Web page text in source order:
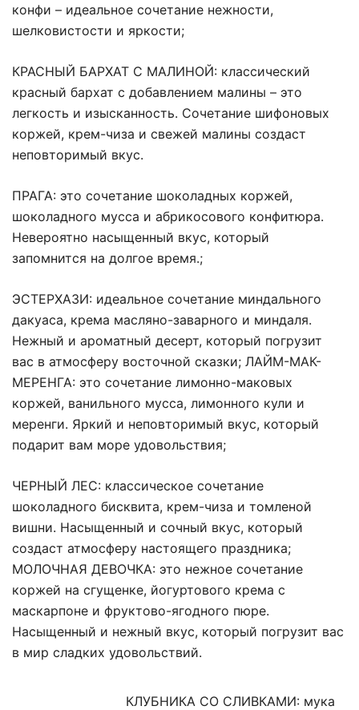
конфи – идеальное сочетание нежности,
шелковистости и яркости;
КРАСНЫЙ БАРХАТ С МАЛИНОЙ: классический
красный бархат с добавлением малины – это
легкость и изысканность. Сочетание шифоновых
коржей, крем-чиза и свежей малины создаст
неповторимый вкус.
ПРАГА: это сочетание шоколадных коржей,
шоколадного мусса и абрикосового конфитюра.
Невероятно насыщенный вкус, который
запомнится на долгое время.;
ЭСТЕРХАЗИ: идеальное сочетание миндального
дакуаса, крема масляно-заварного и миндаля.
Нежный и ароматный десерт, который погрузит
вас в атмосферу восточной сказки; ЛАЙМ-МАК-
МЕРЕНГА: это сочетание лимонно-маковых
коржей, ванильного мусса, лимонного кули и
меренги. Яркий и неповторимый вкус, который
подарит вам море удовольствия;
ЧЕРНЫЙ ЛЕС: классическое сочетание
шоколадного бисквита, крем-чиза и томленой
вишни. Насыщенный и сочный вкус, который
создаст атмосферу настоящего праздника;
МОЛОЧНАЯ ДЕВОЧКА: это нежное сочетание
коржей на сгущенке, йогуртового крема с
маскарпоне и фруктово-ягодного пюре.
Насыщенный и нежный вкус, который погрузит вас
в мир сладких удовольствий.
КЛУБНИКА СО СЛИВКАМИ: мука